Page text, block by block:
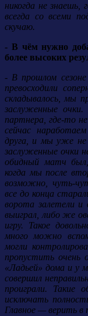
никогда не знаешь,
всегда со всеми
скучаю.
- В чём нужно
более высоких
- В прошлом
превосходили
складывалось, мы
заслуженные
партнера, где-то
сейчас
друга, и мы уже не
заслуженные очки
обидный матч был,
когда мы после
возможно, чуть-
все до конца
ворота залетели и
выиграл, либо же
игру. Такое
много можно
могли
пропустить
«Ладьей» дома и у
совершил
проиграли. Такие
исключать
Главное — верить в